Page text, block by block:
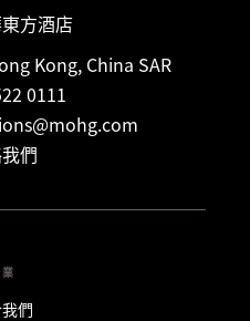
方酒店
Kong, China SAR
0111
們
們